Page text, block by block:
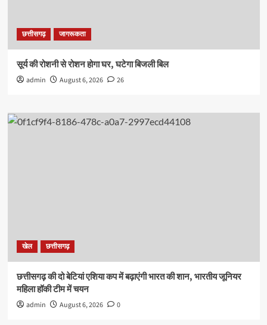
छत्तीसगढ़ जागरूकता
सूर्य की रोशनी से रोशन होगा घर, घटेगा बिजली बिल
admin August 6, 2026 26
खेल छत्तीसगढ़
छत्तीसगढ़ की दो बेटियां एशिया कप में बढ़ाएंगी भारत की शान, भारतीय जूनियर
महिला हॉकी टीम में चयन
admin August 6, 2026 0